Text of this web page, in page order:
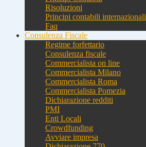
Risoluzioni
Principi contabili internazionali
Faq
Consulenza Fiscale
Regime forfettario
Consulenza fiscale
Commercialista on line
Commercialista Milano
Commercialista Roma
Commercialista Pomezia
Dichiarazione redditi
PMI
Enti Locali
Crowdfunding
Avviare impresa